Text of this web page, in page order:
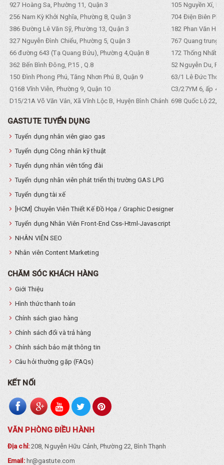
927 Hoàng Sa, Phường 11, Quận 3
105 Nguyền Xí,
256 Nam Kỳ Khởi Nghĩa, Phường 8, Quận 3
704 Điện Biên
386 Đường Lê Văn Sỹ, Phường 13, Quận 3
182 Phan Văn
327 Nguyễn Đình Chiểu, Phường 5, Quận 3
767 Quang trung,
66 đường 643 (Tạ Quang Bửu), Phường 4,Quận 8
172 Thống Nhất.
362 Bến Bình Đông, P.15 , Q.8
52 Nguyễn Du,
150 Đình Phong Phú, Tăng Nhơn Phú B, Quận 9
63/1 Lê Đức Thọ,
Q168 Vĩnh Viễn, Phường 9, Quận 10
C3/27YM 6, ấp 4,
D15/21A Võ Văn Vân, Xã Vĩnh Lộc B, Huyện Bình Chánh 698 Quốc Lộ 22,
GASTUTE TUYỂN DỤNG
Tuyển dụng nhân viên giao gas
Tuyển dụng Công nhân kỹ thuật
Tuyển dụng nhân viên tổng đài
Tuyển dụng nhân viên phát triển thị trường GAS LPG
Tuyển dụng tài xế
[HCM] Chuyên Viên Thiết Kế Đồ Họa / Graphic Designer
Tuyển dụng Nhân Viên Front-End Css-Html-Javascript
NHÂN VIÊN SEO
Nhân viên Content Marketing
CHĂM SÓC KHÁCH HÀNG
Giới Thiệu
Hình thức thanh toán
Chính sách giao hàng
Chính sách đổi và trả hàng
Chính sách bảo mật thông tin
Câu hỏi thường gặp (FAQs)
KẾT NỐI
VĂN PHÒNG ĐIỀU HÀNH
Địa chỉ:208, Nguyễn Hữu Cảnh, Phường 22, Bình Thạnh
Email:hr@gastute.com